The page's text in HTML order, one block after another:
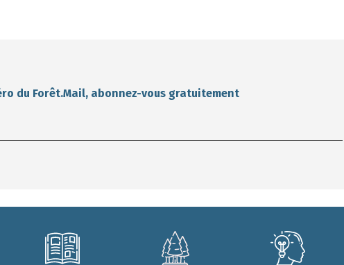
du Forêt.Mail, abonnez-vous gratuitement